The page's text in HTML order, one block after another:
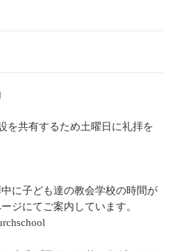
を共有するため土曜日に礼拝を
に子ども達の教会学校の時間が
ジにてご案内しています。